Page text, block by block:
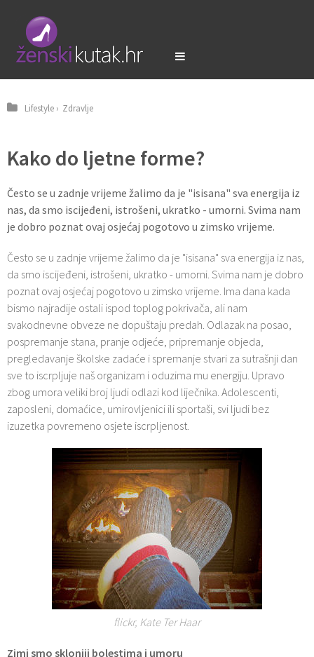
Lifestyle › Zdravlje
Kako do ljetne forme?
Često se u zadnje vrijeme žalimo da je "isisana" sva energija iz
nas, da smo iscijeđeni, istrošeni, ukratko - umorni. Svima nam
je dobro poznat ovaj osjećaj pogotovo u zimsko vrijeme.
Često se u zadnje vrijeme žalimo da je "isisana" sva energija iz nas,
da smo iscijeđeni, istrošeni, ukratko - umorni. Svima nam je dobro
poznat ovaj osjećaj pogotovo u zimsko vrijeme. Ima dana kada
bismo najradije ostali ispod toplog pokrivača, ali nam
svakodnevne obveze ne dopuštaju predah. Odlazak na posao,
pospremanje stana, pranje odjeće, pripremanje objeda,
pregledavanje školske zadaće i spremanje stvari za sutrašnji dan
sve to iscrpljuje naš organizam i oduzima mu energiju. Upravo
zbog umora veliki broj ljudi odlazi kod liječnika. Adolescenti,
zaposleni, domaćice, umirovljenici ili sportaši, svi ljudi bez
izuzetka povremeno osjete iscrpljenost.
flickr, Kate Ter Haar
Zimi smo skloniji bolestima i umoru